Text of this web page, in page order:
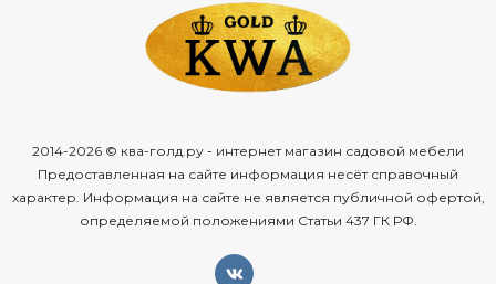
труднодоступных местах.
2014-2026 © ква-голд.ру - интернет магазин садовой мебели
Предоставленная на сайте информация несёт справочный
характер. Информация на сайте не является публичной офертой,
определяемой положениями Статьи 437 ГК РФ.